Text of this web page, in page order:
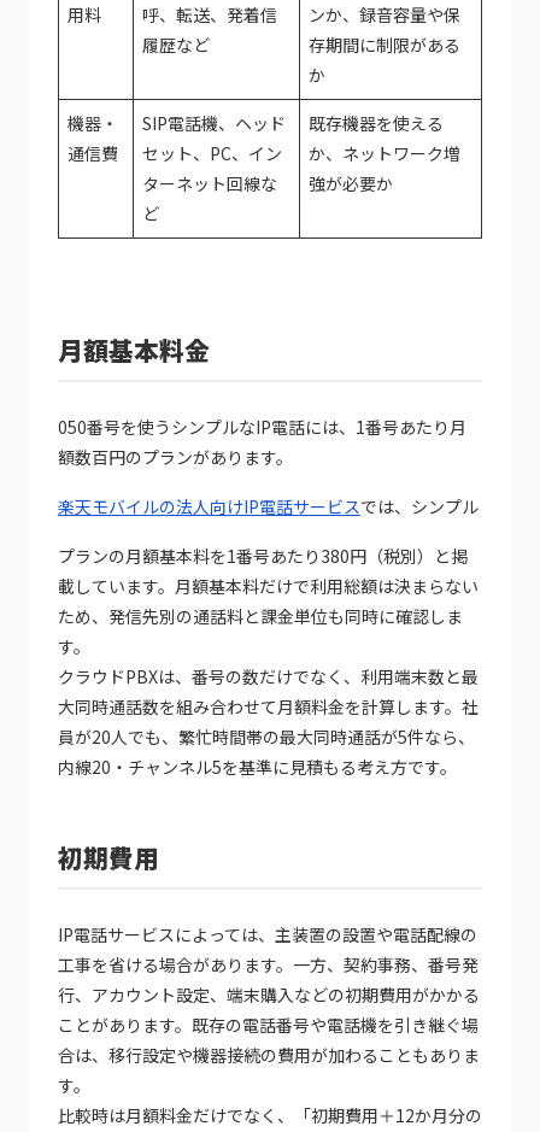
用料
呼、転送、発着信
履歴など
ンか、録音容量や保
存期間に制限がある
か
機器・
通信費
SIP電話機、ヘッド
セット、PC、イン
ターネット回線な
ど
既存機器を使える
か、ネットワーク増
強が必要か
月額基本料金
050番号を使うシンプルなIP電話には、1番号あたり月
額数百円のプランがあります。
楽天モバイルの法人向けIP電話サービスでは、シンプル
プランの月額基本料を1番号あたり380円（税別）と掲
載しています。月額基本料だけで利用総額は決まらない
ため、発信先別の通話料と課金単位も同時に確認しま
す。
クラウドPBXは、番号の数だけでなく、利用端末数と最
大同時通話数を組み合わせて月額料金を計算します。社
員が20人でも、繁忙時間帯の最大同時通話が5件なら、
内線20・チャンネル5を基準に見積もる考え方です。
初期費用
IP電話サービスによっては、主装置の設置や電話配線の
工事を省ける場合があります。一方、契約事務、番号発
行、アカウント設定、端末購入などの初期費用がかかる
ことがあります。既存の電話番号や電話機を引き継ぐ場
合は、移行設定や機器接続の費用が加わることもありま
す。
比較時は月額料金だけでなく、「初期費用＋12か月分の